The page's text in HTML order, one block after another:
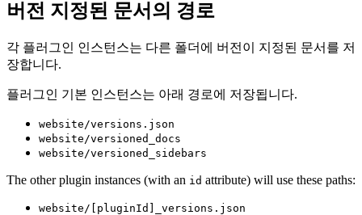
버전 지정된 문서의 경로
각 플러그인 인스턴스는 다른 폴더에 버전이 지정된 문서를 저
장합니다.
플러그인 기본 인스턴스는 아래 경로에 저장됩니다.
website/versions.json
website/versioned_docs
website/versioned_sidebars
The other plugin instances (with an id attribute) will use these paths:
website/[pluginId]_versions.json